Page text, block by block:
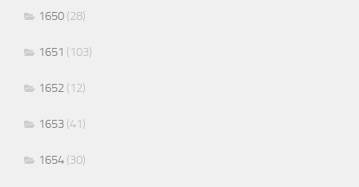
1650 (28)
1651 (103)
1652 (12)
1653 (41)
1654 (30)